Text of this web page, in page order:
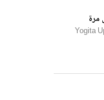
مرة
Yogita